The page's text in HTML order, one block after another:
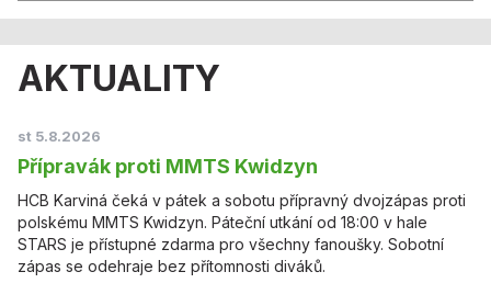
AKTUALITY
st 5.8.2026
Přípravák proti MMTS Kwidzyn
HCB Karviná čeká v pátek a sobotu přípravný dvojzápas proti
polskému MMTS Kwidzyn. Páteční utkání od 18:00 v hale
STARS je přístupné zdarma pro všechny fanoušky. Sobotní
zápas se odehraje bez přítomnosti diváků.